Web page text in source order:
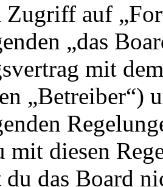
auf
„das
mit
„Betreiber“)
mit diesen
du das Board